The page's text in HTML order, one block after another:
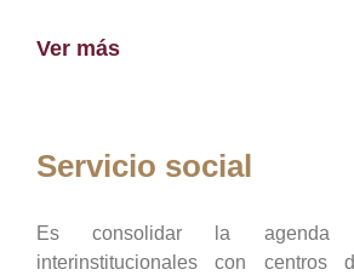
Ver más
Servicio social
Es consolidar la agenda
interinstitucionales con centros